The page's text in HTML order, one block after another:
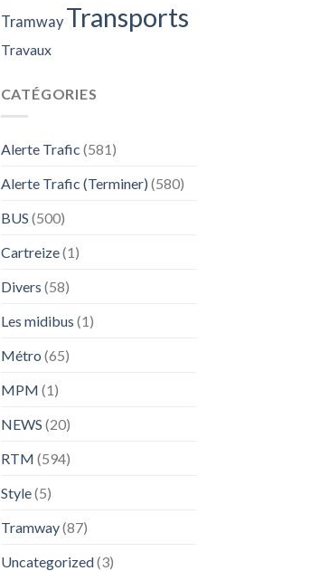
Tramway Transports
Travaux
CATÉGORIES
Alerte Trafic (581)
Alerte Trafic (Terminer) (580)
BUS (500)
Cartreize(1)
Divers (58)
Les midibus (1)
Métro (65)
MPM (1)
NEWS (20)
RTM (594)
Style(5)
Tramway(87)
Uncategorized(3)